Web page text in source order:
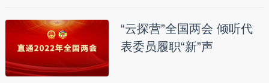
“云探营”全国两会 倾听代
表委员履职“新”声